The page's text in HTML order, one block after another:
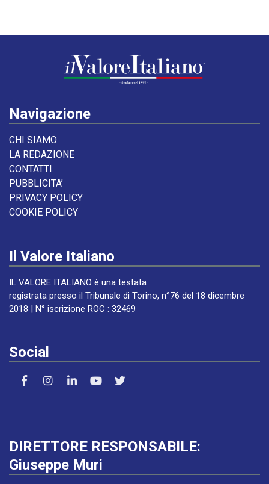
Navigazione
CHI SIAMO
LA REDAZIONE
CONTATTI
PUBBLICITA’
PRIVACY POLICY
COOKIE POLICY
Il Valore Italiano
IL VALORE ITALIANO è una testata
registrata presso il Tribunale di Torino, n°76 del 18 dicembre
2018 | N° iscrizione ROC : 32469
Social
DIRETTORE RESPONSABILE:
Giuseppe Muri